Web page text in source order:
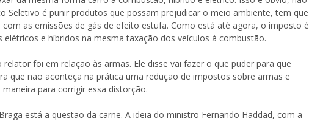
Seletivo é punir produtos que possam prejudicar o meio ambiente, tem que
as emissões de gás de efeito estufa. Como está até agora, o imposto é
e híbridos na mesma taxação dos veículos à combustão.
foi em relação às armas. Ele disse vai fazer o que puder para que
que não aconteça na prática uma redução de impostos sobre armas e
para corrigir essa distorção.
está a questão da carne. A ideia do ministro Fernando Haddad, com a